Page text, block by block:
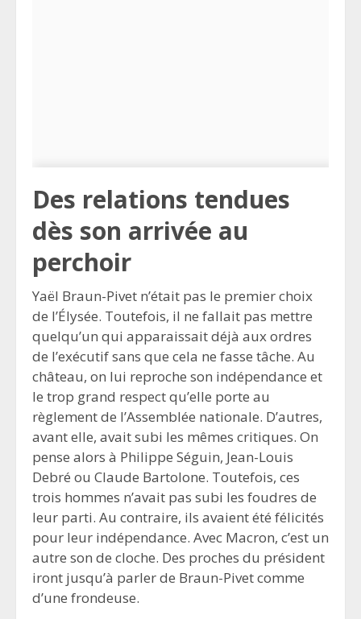
Des relations tendues
dès son arrivée au
perchoir
Yaël Braun-Pivet n’était pas le premier choix
de l’Élysée. Toutefois, il ne fallait pas mettre
quelqu’un qui apparaissait déjà aux ordres
de l’exécutif sans que cela ne fasse tâche. Au
château, on lui reproche son indépendance et
le trop grand respect qu’elle porte au
règlement de l’Assemblée nationale. D’autres,
avant elle, avait subi les mêmes critiques. On
pense alors à Philippe Séguin, Jean-Louis
Debré ou Claude Bartolone. Toutefois, ces
trois hommes n’avait pas subi les foudres de
leur parti. Au contraire, ils avaient été félicités
pour leur indépendance. Avec Macron, c’est un
autre son de cloche. Des proches du président
iront jusqu’à parler de Braun-Pivet comme
d’une frondeuse.